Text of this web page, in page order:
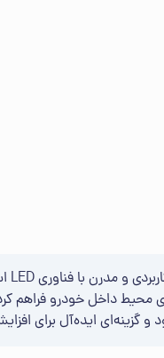
و گزینه‌ای ایده‌آل برای